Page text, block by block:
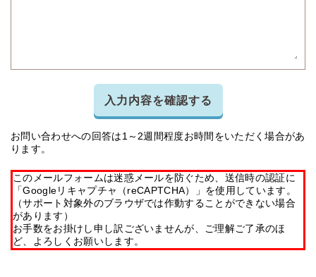
入力内容を確認する
お問い合わせへの回答は1～2週間程度お時間をいただく場合があ
ります。
このメールフォームは迷惑メールを防ぐため、送信時の認証に
「Googleリキャプチャ（reCAPTCHA）」を使用しています。
（サポート対象外のブラウザでは作動することができない場合
があります）
お手数をお掛けし申し訳ございませんが、ご理解ご了承のほ
ど、よろしくお願いします。